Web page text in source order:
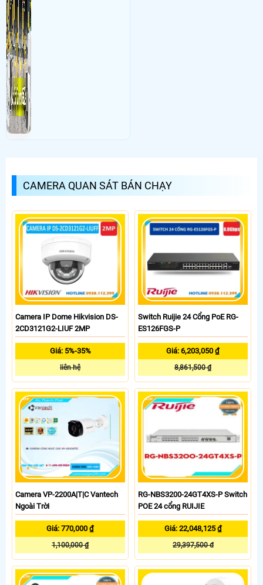
CAMERA QUAN SÁT BÁN CHẠY
Camera IP Dome Hikvision DS-
2CD3121G2-LIUF 2MP
Giá: 5%-35%
liên hệ
Switch Ruijie 24 Cổng PoE RG-
ES126FGS-P
Giá: 6,203,050 ₫
8,861,500 ₫
Camera VP-2200A|T|C Vantech
Ngoài Trời
Giá: 770,000 ₫
1,100,000 ₫
RG-NBS3200-24GT4XS-P Switch
POE 24 cổng RUIJIE
Giá: 22,048,125 ₫
29,397,500 đ